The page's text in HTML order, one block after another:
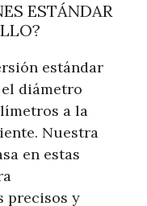
ESTÁNDAR
estándar
diámetro
a la
Nuestra
en estas
precisos y